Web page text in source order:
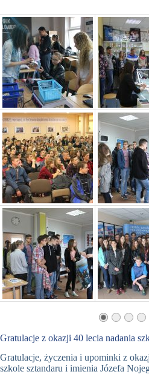
Gratulacje z okazji 40 lecia nadania
Gratulacje, życzenia i upominki z
szkole sztandaru i imienia Józefa